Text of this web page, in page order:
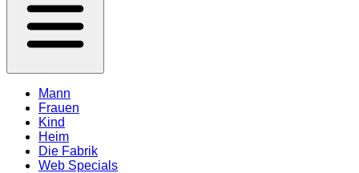
Mann
Frauen
Kind
Heim
Die Fabrik
Web Specials